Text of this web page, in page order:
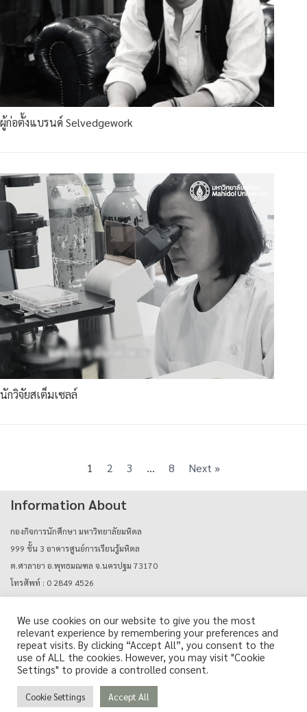
ผู้ก่อตั้งแบรนด์ Selvedgework
นักวิจัยสเต็มเซลล์
1 2 3 … 8 Next »
Information About
กองกิจการนักศึกษา มหาวิทยาลัยมหิดล
999 ชั้น 3 อาคารศูนย์การเรียนรู้มหิดล
ต.ศาลายา อ.พุทธมณฑล จ.นครปฐม 73170
โทรศัพท์ : 0 2849 4526
E-mail : mahidolcareers@mahidol.ac.th
Login with mu_authen
We use cookies on our website to give you the most
relevant experience by remembering your preferences and
repeat visits. By clicking “Accept All”, you consent to the
use of ALL the cookies. However, you may visit "Cookie
Settings" to provide a controlled consent.
Cookie Settings Accept All